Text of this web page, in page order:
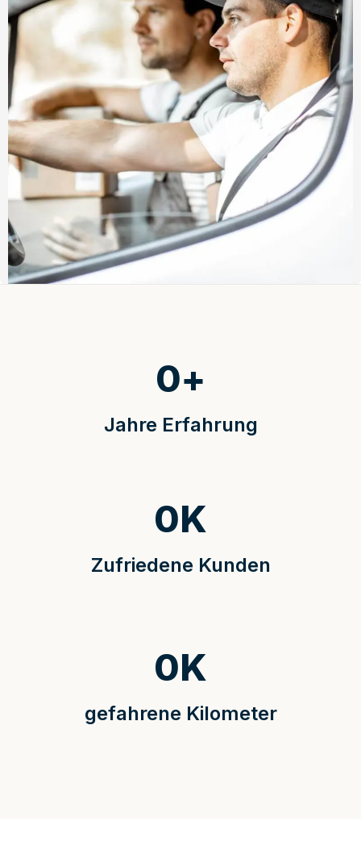
Jahre Erfahrung
0+
Zufriedene Kunden
0K
gefahrene Kilometer
0K